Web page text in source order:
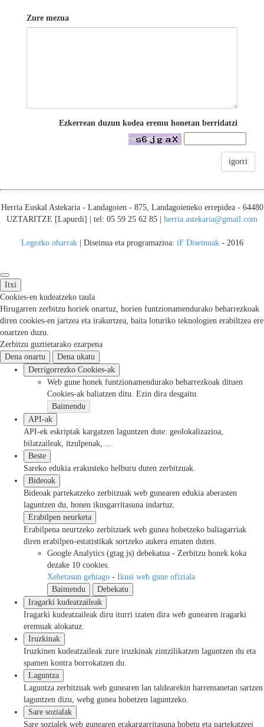
Zure mezua
Ezkerrean duzun kodea eremu honetan berridatzi
igorri
Herria Euskal Astekaria - Landagoien - 875, Landagoieneko errepidea - 64480
UZTARITZE [Lapurdi] | tel: 05 59 25 62 85 | herria.astekaria@gmail.com
Legezko oharrak| Diseinua eta programazioa: iF Diseinuak- 2016
Itxi
Cookies-en kudeatzeko taula
Hirugarren zerbitzu horiek onartuz, horien funtzionamendurako beharrezkoak
diren cookies-en jartzea eta irakurtzea, baita loturiko teknologien erabiltzea ere
onartzen duzu.
Zerbitzu guztietarako ezarpena
Dena onartu
Dena ukatu
Derrigorrezko Cookies-ak
Web gune honek funtzionamendurako beharrezkoak dituen
Cookies-ak baliatzen ditu. Ezin dira desgaitu.
Baimendu
API-ak
API-ek eskriptak kargatzen laguntzen dute: geolokalizazioa,
bilatzaileak, itzulpenak, ...
Beste
Sareko edukia erakusteko helburu duten zerbitzuak.
Bideoak
Bideoak partekatzeko zerbitzuak web gunearen edukia aberasten
laguntzen du, honen ikusgarritasuna indartuz.
Erabilpen neurketa
Erabilpena neurtzeko zerbitzuek web gunea hobetzeko baliagarriak
diren erabilpen-estatistikak sortzeko aukera ematen duten.
Google Analytics (gtag.js) debekatua - Zerbitzu honek koka
dezake 10 cookies.
Xehetasun gehiago - Ikusi web gune ofiziala
Baimendu
Debekatu
Iragarki kudeatzaileak
Iragarki kudeatzaileak diru iturri izaten dira web gunearen iragarki
eremuak alokatuz.
Iruzkinak
Iruzkinen kudeatzaileak zure iruzkinak zintzilikatzen laguntzen du eta
spamen kontra borrokatzen du.
Laguntza
Laguntza zerbitzuak web gunearen lan taldearekin harremanetan sartzen
laguntzen dizu, webg gunea hobetzen laguntzeko.
Sare sozialak
Sare sozialek web gunearen erakargarritasuna hobetu eta partekatzeei